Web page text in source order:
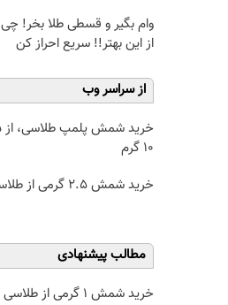
وام بگیر و قسطی طلا بخر! چی
از این بهتر!! سریع احراز کن
از سراسر وب
۱۰ گرم
خرید شمش 2.5 گرمی از طلاسی 😍
مطالب پیشنهادی
خرید شمش 1 گرمی از طلاسی